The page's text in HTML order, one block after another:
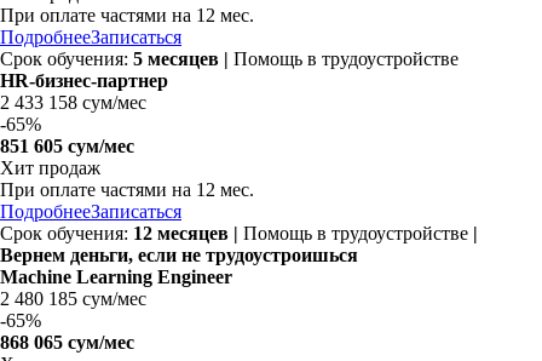
При оплате частями на 12 мес.
ПодробнееЗаписаться
Срок обучения: 5 месяцев | Помощь в трудоустройстве
HR-бизнес-партнер
2 433 158 сум/мес
-65%
851 605 сум/мес
Хит продаж
При оплате частями на 12 мес.
ПодробнееЗаписаться
Срок обучения: 12 месяцев | Помощь в трудоустройстве |
Вернем деньги, если не трудоустроишься
Machine Learning Engineer
2 480 185 сум/мес
-65%
868 065 сум/мес